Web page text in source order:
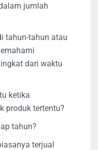
jumlah
tahun-tahun atau
dari waktu
ketika
produk tertentu?
tahun?
terjual